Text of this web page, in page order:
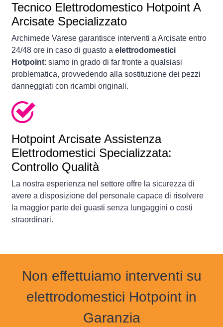
Tecnico Elettrodomestico Hotpoint A
Arcisate Specializzato
Archimede Varese garantisce interventi a Arcisate entro
24/48 ore in caso di guasto a elettrodomestici
Hotpoint: siamo in grado di far fronte a qualsiasi
problematica, provvedendo alla sostituzione dei pezzi
danneggiati con ricambi originali.
Hotpoint Arcisate Assistenza
Elettrodomestici Specializzata:
Controllo Qualità
La nostra esperienza nel settore offre la sicurezza di
avere a disposizione del personale capace di risolvere
la maggior parte dei guasti senza lungaggini o costi
straordinari.
Non effettuiamo interventi su
elettrodomestici Hotpoint in
Garanzia